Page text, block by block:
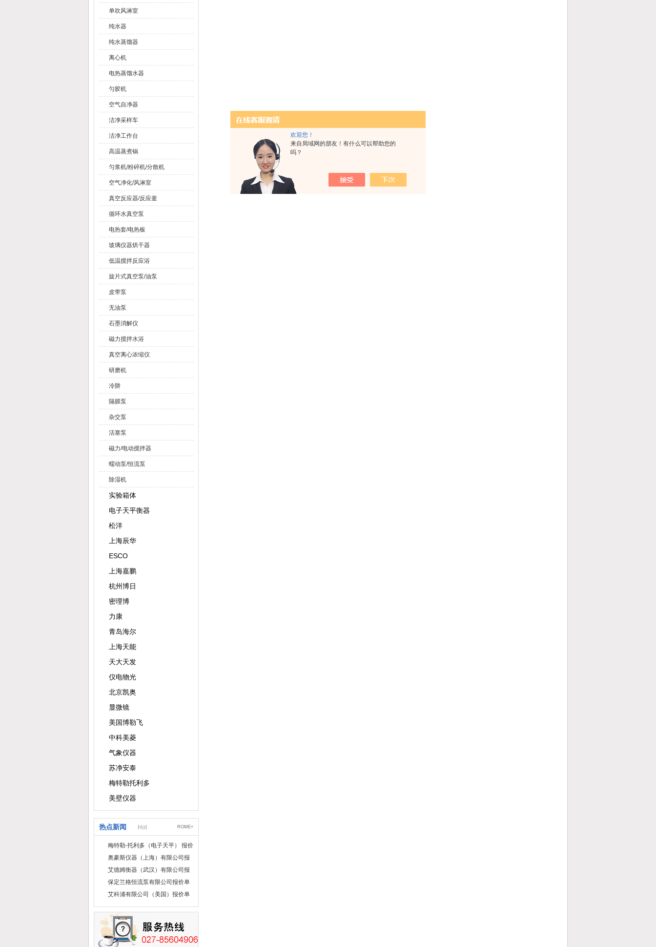
欢迎您！
来自局域网的朋友！有什么可以帮助您的
吗？
单吹风淋室
纯水器
纯水蒸馏器
离心机
电热蒸馏水器
匀胶机
空气自净器
洁净采样车
洁净工作台
高温蒸煮锅
匀浆机/粉碎机/分散机
空气净化/风淋室
真空反应器/反应釜
循环水真空泵
电热套/电热板
玻璃仪器烘干器
低温搅拌反应浴
旋片式真空泵/油泵
皮带泵
无油泵
石墨消解仪
磁力搅拌水浴
真空离心浓缩仪
研磨机
冷阱
隔膜泵
杂交泵
活塞泵
磁力/电动搅拌器
蠕动泵/恒流泵
除湿机
实验箱体
电子天平衡器
松洋
上海辰华
ESCO
上海嘉鹏
杭州博日
密理博
力康
青岛海尔
上海天能
天大天发
仪电物光
北京凯奥
显微镜
美国博勒飞
中科美菱
气象仪器
苏净安泰
梅特勒托利多
美壁仪器
热点新闻 Hot ROME+
梅特勒-托利多（电子天平） 报价
单
奥豪斯仪器（上海）有限公司报
价单
艾德姆衡器（武汉）有限公司报
价单
保定兰格恒流泵有限公司报价单
艾科浦有限公司（美国）报价单